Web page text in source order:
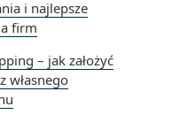
i najlepsze
firm
– jak założyć
własnego